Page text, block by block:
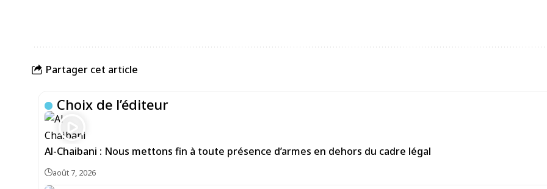
Partager cet article
Choix de l’éditeur
Al-Chaibani : Nous mettons fin à toute présence d’armes en dehors du cadre légal
août 7, 2026